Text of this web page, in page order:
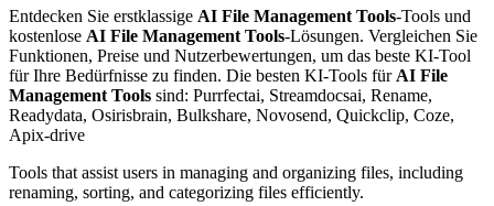
Entdecken Sie erstklassige AI File Management Tools-Tools und
kostenlose AI File Management Tools-Lösungen. Vergleichen Sie
Funktionen, Preise und Nutzerbewertungen, um das beste KI-Tool
für Ihre Bedürfnisse zu finden. Die besten KI-Tools für AI File
Management Tools sind: Purrfectai, Streamdocsai, Rename,
Readydata, Osirisbrain, Bulkshare, Novosend, Quickclip, Coze,
Apix-drive
Tools that assist users in managing and organizing files, including
renaming, sorting, and categorizing files efficiently.